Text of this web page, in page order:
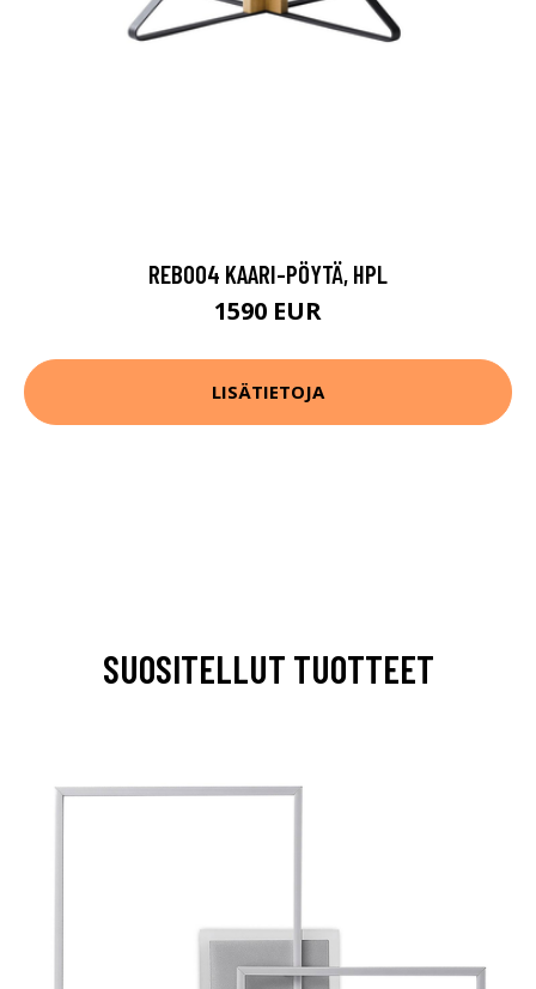
REB004 KAARI-PÖYTÄ, HPL
1590 EUR
LISÄTIETOJA
SUOSITELLUT TUOTTEET